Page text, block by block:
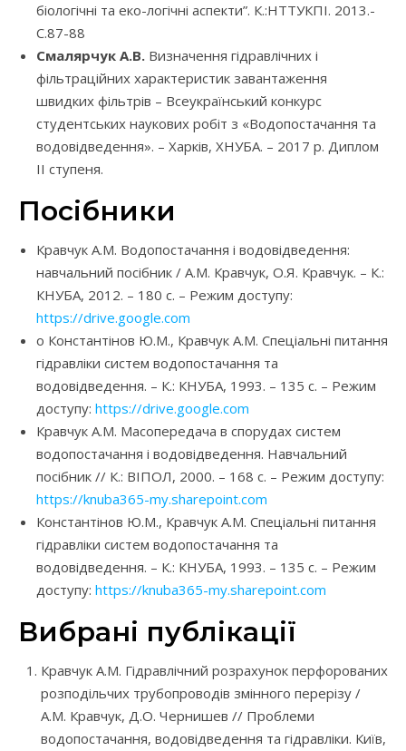
біологічні та еко-логічні аспекти”. К.:НТТУКПІ. 2013.-
С.87-88
Смалярчук А.В. Визначення гідравлічних і
фільтраційних характеристик завантаження
швидких фільтрів – Всеукраїнський конкурс
студентських наукових робіт з «Водопостачання та
водовідведення». – Харків, ХНУБА. – 2017 р. Диплом
ІІ ступеня.
Посібники
Кравчук А.М. Водопостачання і водовідведення:
навчальний посібник / А.М. Кравчук, О.Я. Кравчук. – К.:
КНУБА, 2012. – 180 с. – Режим доступу:
https://drive.google.com
o Константінов Ю.М., Кравчук А.М. Спеціальні питання
гідравліки систем водопостачання та
водовідведення. – К.: КНУБА, 1993. – 135 с. – Режим
доступу: https://drive.google.com
Кравчук А.М. Масопередача в спорудах систем
водопостачання і водовідведення. Навчальний
посібник // К.: ВІПОЛ, 2000. – 168 с. – Режим доступу:
https://knuba365-my.sharepoint.com
Константінов Ю.М., Кравчук А.М. Спеціальні питання
гідравліки систем водопостачання та
водовідведення. – К.: КНУБА, 1993. – 135 с. – Режим
доступу: https://knuba365-my.sharepoint.com
Вибрані публікації
Кравчук А.М. Гідравлічний розрахунок перфорованих
розподільчих трубопроводів змінного перерізу /
А.М. Кравчук, Д.О. Чернишев // Проблеми
водопостачання, водовідведення та гідравліки. Київ,